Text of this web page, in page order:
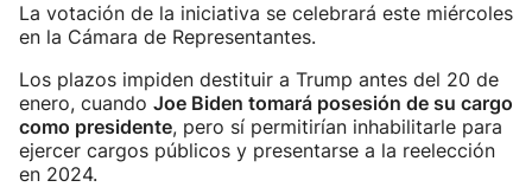
La votación de la iniciativa se celebrará este miércoles
en la Cámara de Representantes.
Los plazos impiden destituir a Trump antes del 20 de
enero, cuando Joe Biden tomará posesión de su cargo
como presidente, pero sí permitirían inhabilitarle para
ejercer cargos públicos y presentarse a la reelección
en 2024.